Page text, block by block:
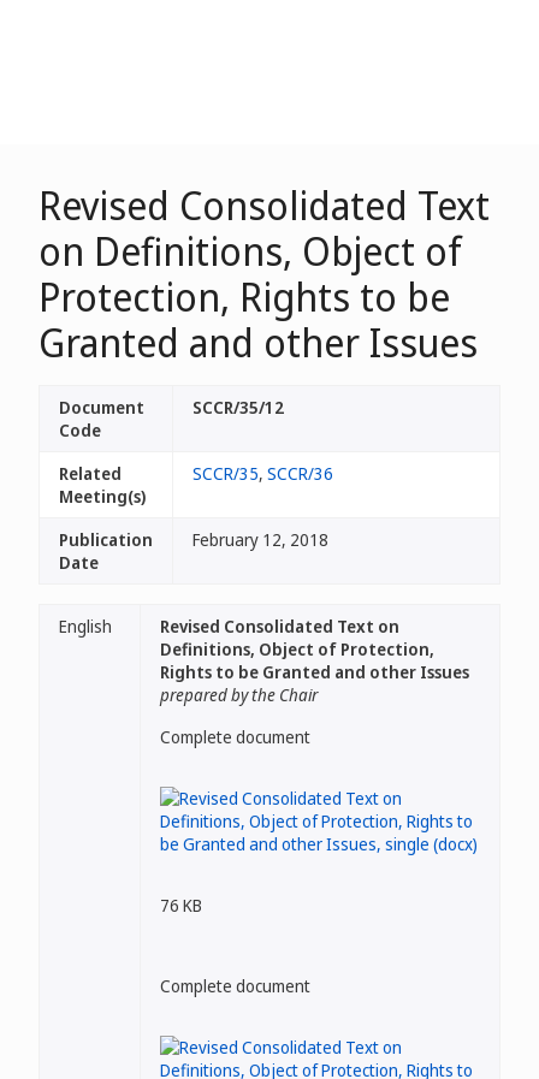
Revised Consolidated Text
on Definitions, Object of
Protection, Rights to be
Granted and other Issues
Document
Code
SCCR/35/12
Related
Meeting(s)
SCCR/35, SCCR/36
Publication
Date
February 12, 2018
English
Revised Consolidated Text on
Definitions, Object of Protection,
Rights to be Granted and other Issues
prepared by the Chair
Complete document
76 KB
Complete document